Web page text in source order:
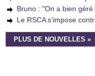
Bruno : "On a bien géré
Le RSCA s’impose
PLUS DE NOUVELLES »